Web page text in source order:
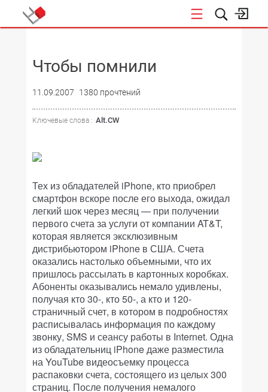
Чтобы помнили
11.09.2007 1380 прочтений
Ключевые слова : Alt.CW
Тех из обладателей iPhone, кто приобрел
смартфон вскоре после его выхода, ожидал
легкий шок через месяц — при получении
первого счета за услуги от компании AT&T,
которая является эксклюзивным
дистрибьютором iPhone в США. Счета
оказались настолько объемными, что их
пришлось рассылать в картонных коробках.
Абоненты оказывались немало удивлены,
получая кто 30-, кто 50-, а кто и 120-
страничный счет, в котором в подробностях
расписывалась информация по каждому
звонку, SMS и сеансу работы в Internet. Одна
из обладательниц iPhone даже разместила
на YouTube видеосъемку процесса
распаковки счета, состоящего из целых 300
страниц. После получения немалого